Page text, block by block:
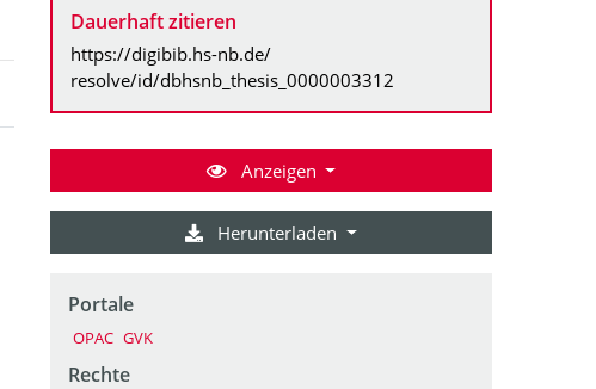
Dauerhaft zitieren
https://digibib.hs-nb.de/
resolve/id/dbhsnb_thesis_0000003312
Anzeigen
Herunterladen
Portale
OPAC GVK
Rechte